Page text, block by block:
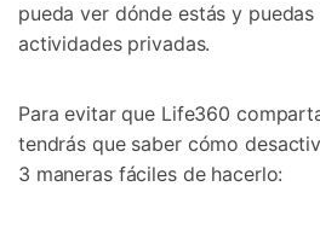
pueda ver dónde estás y
actividades privadas.
Para evitar que Life360
tendrás que saber cómo
3 maneras fáciles de hacerlo: